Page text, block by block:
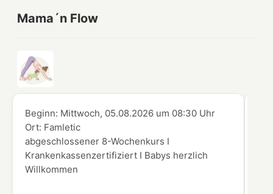
Mama´n Flow
Beginn: Mittwoch, 05.08.2026 um 08:30 Uhr
Ort: Famletic
abgeschlossener 8-Wochenkurs I
Krankenkassenzertifiziert I Babys herzlich
Willkommen